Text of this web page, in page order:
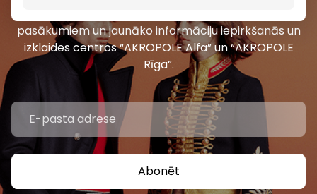
pasākumiem un jaunāko informāciju iepirkšanās un
izklaides centros “AKROPOLE Alfa” un “AKROPOLE
Rīga”.
Abonēt